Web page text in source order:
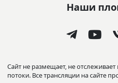
Наши
Сайт не размещает, не
потоки. Все трансляции на сайте